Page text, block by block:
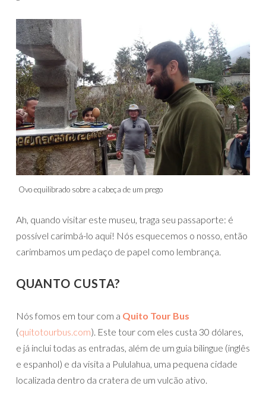
Ovo equilibrado sobre a cabeça de um prego
Ah, quando visitar este museu, traga seu passaporte: é
possível carimbá-lo aqui! Nós esquecemos o nosso, então
carimbamos um pedaço de papel como lembrança.
QUANTO CUSTA?
Nós fomos em tour com a Quito Tour Bus
(quitotourbus.com). Este tour com eles custa 30 dólares,
e já inclui todas as entradas, além de um guia bilingue (inglês
e espanhol) e da visita a Pululahua, uma pequena cidade
localizada dentro da cratera de um vulcão ativo.